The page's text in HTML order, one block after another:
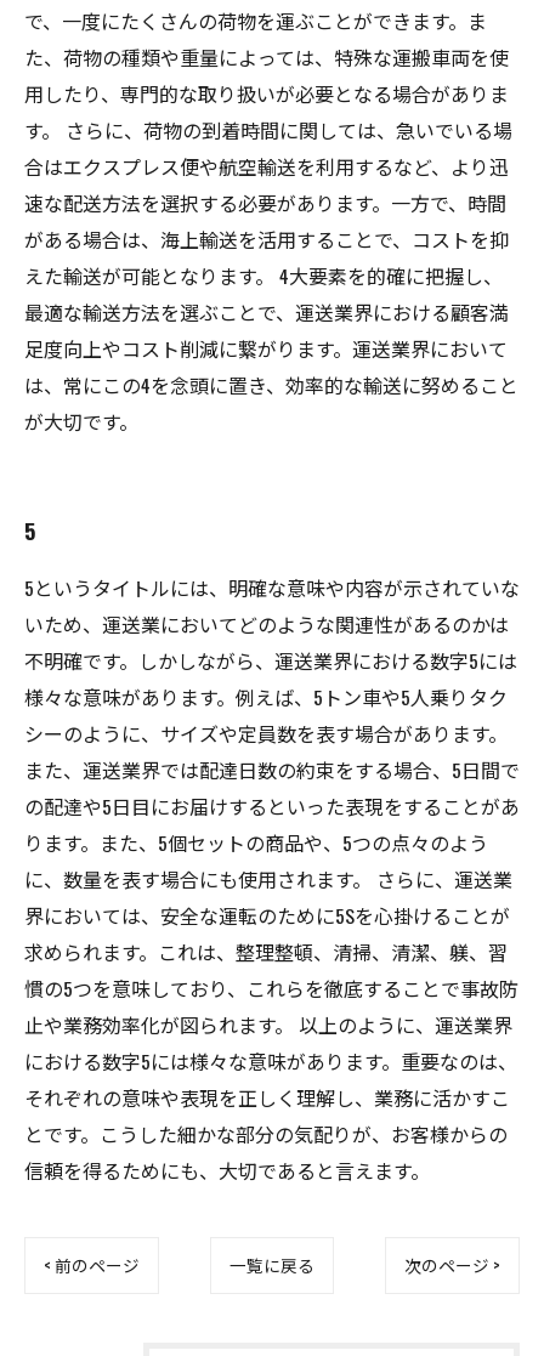
で、一度にたくさんの荷物を運ぶことができます。ま
た、荷物の種類や重量によっては、特殊な運搬車両を使
用したり、専門的な取り扱いが必要となる場合がありま
す。 さらに、荷物の到着時間に関しては、急いでいる場
合はエクスプレス便や航空輸送を利用するなど、より迅
速な配送方法を選択する必要があります。一方で、時間
がある場合は、海上輸送を活用することで、コストを抑
えた輸送が可能となります。 4大要素を的確に把握し、
最適な輸送方法を選ぶことで、運送業界における顧客満
足度向上やコスト削減に繋がります。運送業界において
は、常にこの4を念頭に置き、効率的な輸送に努めること
が大切です。
5
5というタイトルには、明確な意味や内容が示されていな
いため、運送業においてどのような関連性があるのかは
不明確です。しかしながら、運送業界における数字5には
様々な意味があります。例えば、5トン車や5人乗りタク
シーのように、サイズや定員数を表す場合があります。
また、運送業界では配達日数の約束をする場合、5日間で
の配達や5日目にお届けするといった表現をすることがあ
ります。また、5個セットの商品や、5つの点々のよう
に、数量を表す場合にも使用されます。 さらに、運送業
界においては、安全な運転のために5Sを心掛けることが
求められます。これは、整理整頓、清掃、清潔、躾、習
慣の5つを意味しており、これらを徹底することで事故防
止や業務効率化が図られます。 以上のように、運送業界
における数字5には様々な意味があります。重要なのは、
それぞれの意味や表現を正しく理解し、業務に活かすこ
とです。こうした細かな部分の気配りが、お客様からの
信頼を得るためにも、大切であると言えます。
< 前のページ 一覧に戻る 次のページ >